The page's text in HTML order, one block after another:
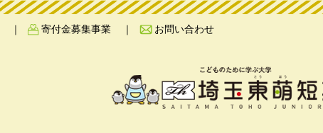
寄付金募集事業 お問い合わせ